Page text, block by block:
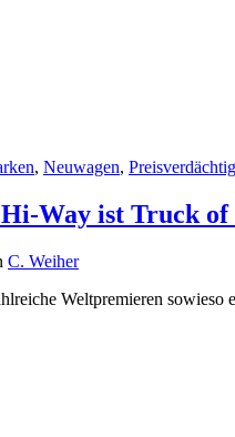
, Neuwagen,
Way ist Truck of
C. Weiher
Weltpremieren sowieso